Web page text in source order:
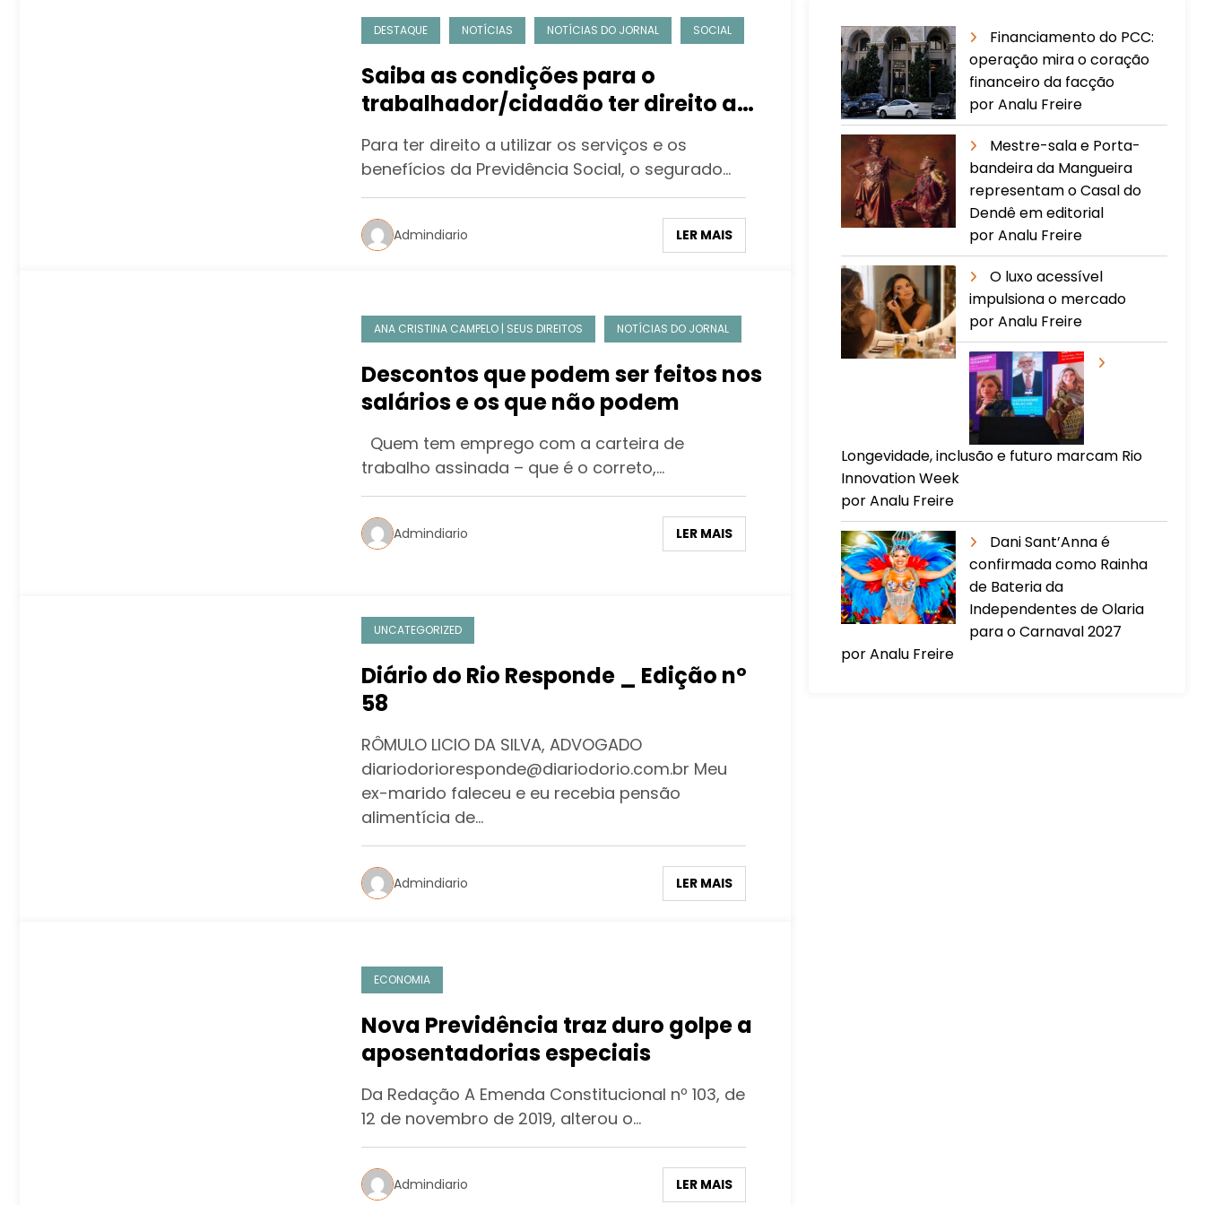
DESTAQUE NOTÍCIAS NOTÍCIAS DO JORNAL SOCIAL
Saiba as condições para o
trabalhador/cidadão ter direito aos
benefícios da Previdência
Para ter direito a utilizar os serviços e os
benefícios da Previdência Social, o segurado…
Admindiario LER MAIS
ANA CRISTINA CAMPELO | SEUS DIREITOS NOTÍCIAS DO JORNAL
Descontos que podem ser feitos nos
salários e os que não podem
Quem tem emprego com a carteira de
trabalho assinada – que é o correto,…
Admindiario LER MAIS
UNCATEGORIZED
Diário do Rio Responde _ Edição nº
58
RÔMULO LICIO DA SILVA, ADVOGADO
diariodorioresponde@diariodorio.com.br Meu
ex-marido faleceu e eu recebia pensão
alimentícia de…
Admindiario LER MAIS
ECONOMIA
Nova Previdência traz duro golpe a
aposentadorias especiais
Da Redação A Emenda Constitucional nº 103, de
12 de novembro de 2019, alterou o…
Admindiario LER MAIS
Financiamento do PCC:
operação mira o coração
financeiro da facção
por Analu Freire
Mestre-sala e Porta-
bandeira da Mangueira
representam o Casal do
Dendê em editorial
por Analu Freire
O luxo acessível
impulsiona o mercado
por Analu Freire
Longevidade, inclusão e futuro marcam Rio
Innovation Week
por Analu Freire
Dani Sant’Anna é
confirmada como Rainha
de Bateria da
Independentes de Olaria
para o Carnaval 2027
por Analu Freire